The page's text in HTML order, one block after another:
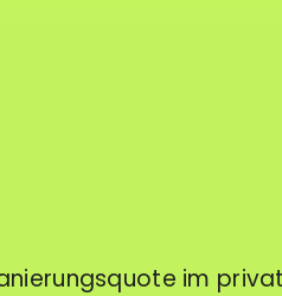
im